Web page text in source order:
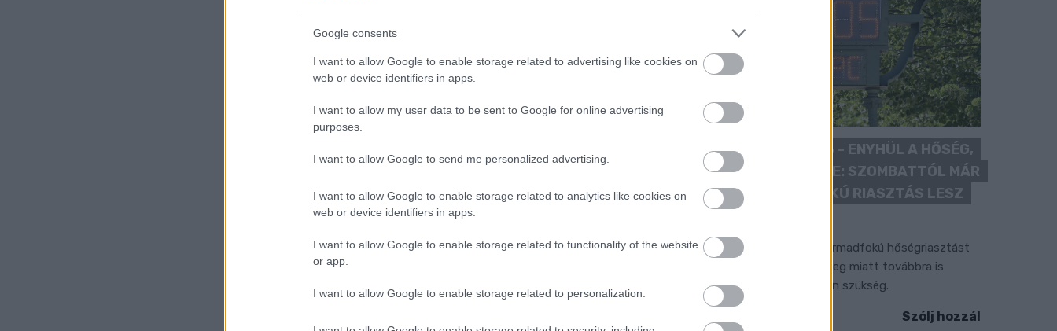
Google consents
I want to allow Google to enable storage related to advertising like cookies on
web or device identifiers in apps.
I want to allow my user data to be sent to Google for online advertising
purposes.
I want to allow Google to send me personalized advertising.
I want to allow Google to enable storage related to analytics like cookies on
web or device identifiers in apps.
I want to allow Google to enable storage related to functionality of the website
or app.
I want to allow Google to enable storage related to personalization.
KÁNIKULA 2026 - ENYHÜL A HŐSÉG,
DE MÉG NINCS VÉGE: SZOMBATTÓL MÁR
“CSAK” MÁSODFOKÚ RIASZTÁS LESZ
A július vége óta tartó harmadfokú hőségriasztást
mérséklik, de a tartós meleg miatt továbbra is
fokozott óvatosságra van szükség.
Szólj hozzá!